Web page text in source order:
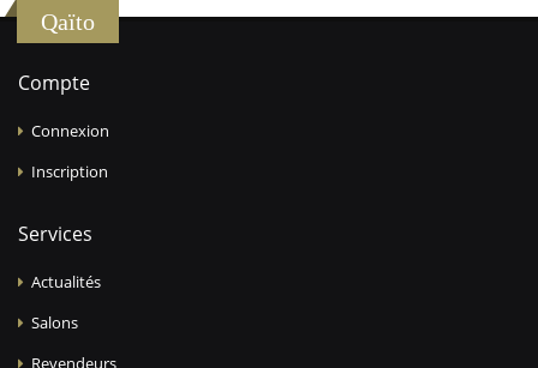
Qaïto
Compte
Connexion
Inscription
Services
Actualités
Salons
Revendeurs